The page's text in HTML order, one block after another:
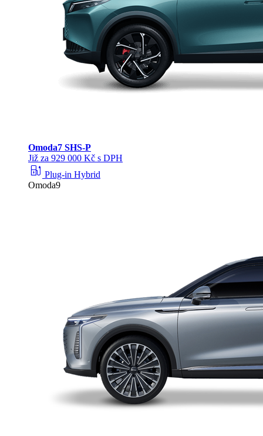
Omoda7 SHS-P
Již za 929 000 Kč s DPH
ev_station Plug-in Hybrid
Omoda9